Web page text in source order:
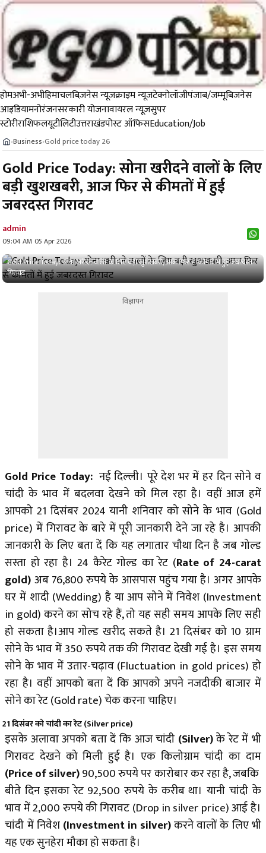
होमअभी-अभीहिमाचलबिज़नेस न्यूज़क्राइम न्यूजटेक्नोलॉजीपंजाब/जम्मूबिजनेस
आइडियामनोरंजनसरकारी योजनावायरल न्यूज़सुपर
स्टोरीराशिफलयूटीलिटीउत्तराखंडपोस्ट ऑफिसEducation/Job
›Business›Gold price today 26
Gold Price Today: सोना खरीदने वालों के लिए
बड़ी खुशखबरी, आज फिर से कीमतों में हुई
जबरदस्त गिरावट
admin
09:04 AM 05 Apr 2026
Gold Price Today: सोना खरीदने वालों के लिए बड़ी खुशखबरी, आज फिर से कीमतों में हुई जबरदस्त
गिरावट
विज्ञापन
Gold Price Today: नई दिल्ली। पूरे देश भर में हर दिन सोने व
चांदी के भाव में बदलवा देखने को मिल रहा है। वहीं आज हमें
आपको 21 दिसंबर 2024 यानी शनिवार को सोने के भाव (Gold
price) में गिरावट के बारे में पूरी जानकारी देने जा रहे है। आपकी
जानकारी के लिए बता दें कि यह लगातार चौथा दिन है जब गोल्ड
सस्ता हो रहा है। 24 कैरेट गोल्ड का रेट (Rate of 24-carat
gold)अब 76,800 रुपये के आसपास पहुंच गया है। अगर आपके
घर में शादी (Wedding) है या आप सोने में निवेश (Investment
in gold) करने का सोच रहे हैं, तो यह सही समय आपके लिए सही
हो सकता है।आप गाेल्ड खरीद सकते है। 21 दिसंबर को 10 ग्राम
सोने के भाव में 350 रुपये तक की गिरावट देखी गई है। इस समय
सोने के भाव में उतार-चढ़ाव (Fluctuation in gold prices) हो
रहा है। वहीं आपको बता दें कि आपको अपने नजदीकी बाजार में
सोने का रेट (Gold rate) चेक करना चाहिए।
21 दिसंबर को चांदी का रेट (Silver price)
इसके अलावा अपको बता दें​ कि आज चांदी (Silver)के रेट में भी
गिरावट देखने को मिली हुई है। एक किलोग्राम चांदी का दाम
(Price of silver)90,500 रुपये पर कारोबार कर रहा है, जबकि ​
बीते दिन इसका रेट 92,500 रुपये के करीब था। यानी चांदी के
भाव में 2,000 रुपये की गिरावट (Drop in silver price) आई है।
चांदी में निवेश(Investment in silver)करने वालों के लिए भी
यह एक सुनहेरा मौका हो सकता है।